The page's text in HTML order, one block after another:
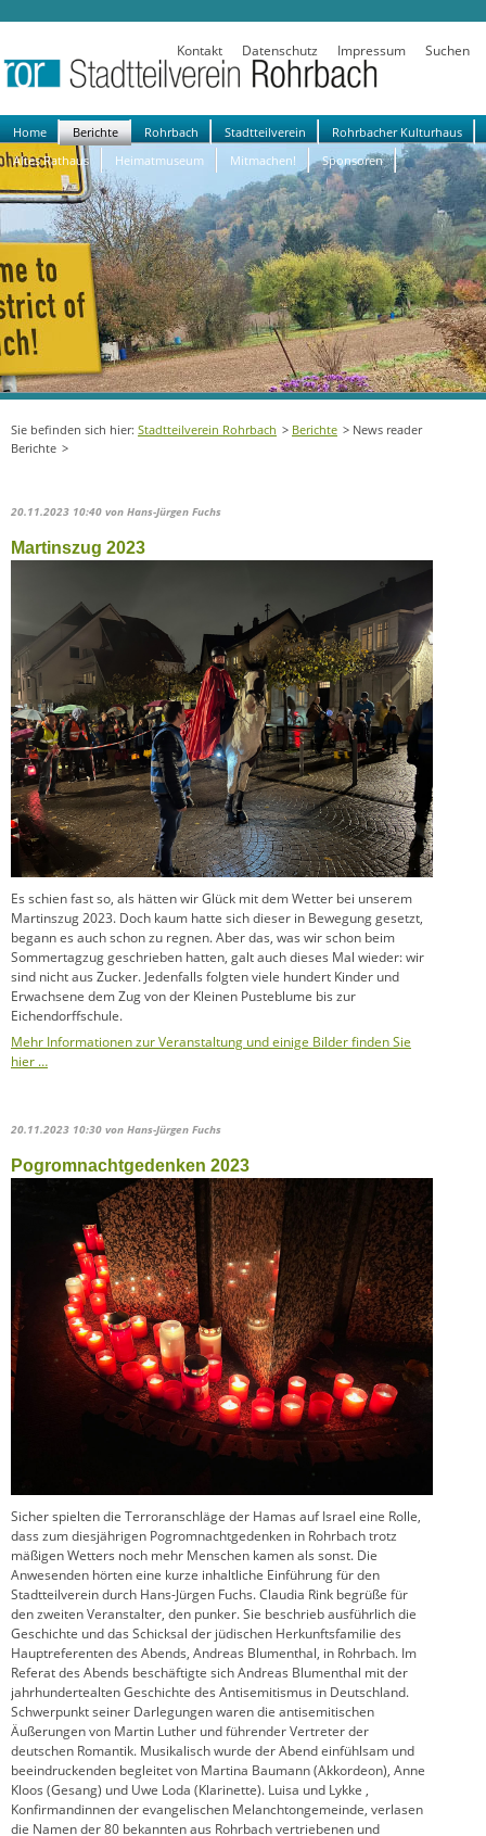
Kontakt Datenschutz Impressum Suchen
Navigation
überspringen
Home Berichte Rohrbach Stadtteilverein
Rohrbacher Kulturhaus
Altes Rathaus
Heimatmuseum Mitmachen! Sponsoren
Stadtteilverein Rohrbach Berichte
News reader
Berichte
20.11.2023 10:40 von Hans-Jürgen Fuchs
Martinszug 2023
Es schien fast so, als hätten wir Glück mit dem Wetter bei unserem
Martinszug 2023. Doch kaum hatte sich dieser in Bewegung gesetzt,
begann es auch schon zu regnen. Aber das, was wir schon beim
Sommertagzug geschrieben hatten, galt auch dieses Mal wieder: wir
sind nicht aus Zucker. Jedenfalls folgten viele hundert Kinder und
Erwachsene dem Zug von der Kleinen Pusteblume bis zur
Eichendorffschule.
Mehr Informationen zur Veranstaltung und einige Bilder finden Sie
hier …
20.11.2023 10:30 von Hans-Jürgen Fuchs
Pogromnachtgedenken 2023
Sicher spielten die Terroranschläge der Hamas auf Israel eine Rolle,
dass zum diesjährigen Pogromnachtgedenken in Rohrbach trotz
mäßigen Wetters noch mehr Menschen kamen als sonst. Die
Anwesenden hörten eine kurze inhaltliche Einführung für den
Stadtteilverein durch Hans-Jürgen Fuchs. Claudia Rink begrüße für
den zweiten Veranstalter, den punker. Sie beschrieb ausführlich die
Geschichte und das Schicksal der jüdischen Herkunftsfamilie des
Hauptreferenten des Abends, Andreas Blumenthal, in Rohrbach. Im
Referat des Abends beschäftigte sich Andreas Blumenthal mit der
jahrhundertealten Geschichte des Antisemitismus in Deutschland.
Schwerpunkt seiner Darlegungen waren die antisemitischen
Äußerungen von Martin Luther und führender Vertreter der
deutschen Romantik. Musikalisch wurde der Abend einfühlsam und
beeindruckenden begleitet von Martina Baumann (Akkordeon), Anne
Kloos (Gesang) und Uwe Loda (Klarinette). Luisa und Lykke ,
Konfirmandinnen der evangelischen Melanchtongemeinde, verlasen
die Namen der 80 bekannten aus Rohrbach vertriebenen und